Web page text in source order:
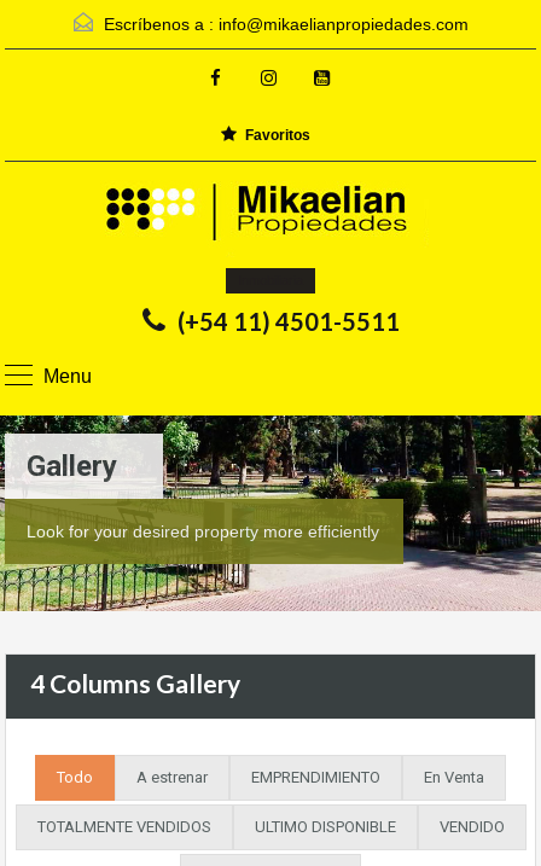
Escríbenos a : info@mikaelianpropiedades.com
Favoritos
(+54 11) 4501-5511
Menu
Gallery
Look for your desired property more efficiently
4 Columns Gallery
Todo A estrenar EMPRENDIMIENTO En Venta
TOTALMENTE VENDIDOS ULTIMO DISPONIBLE VENDIDO